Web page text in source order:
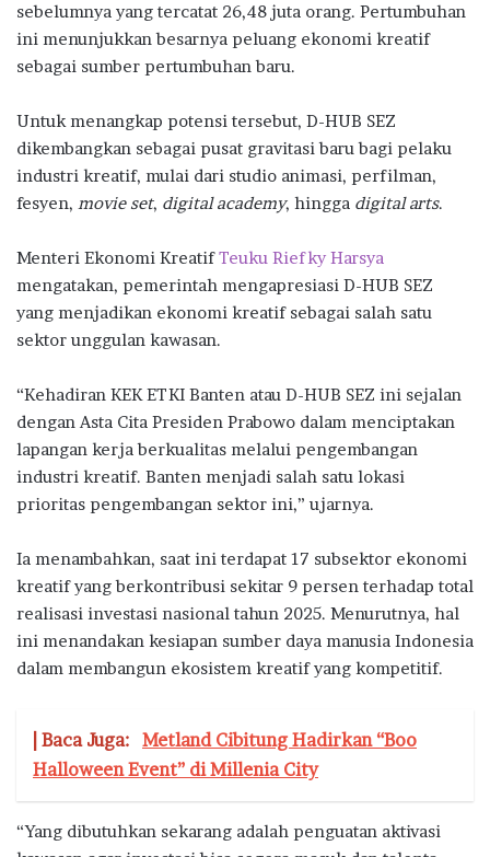
sebelumnya yang tercatat 26,48 juta orang. Pertumbuhan
ini menunjukkan besarnya peluang ekonomi kreatif
sebagai sumber pertumbuhan baru.
Untuk menangkap potensi tersebut, D-HUB SEZ
dikembangkan sebagai pusat gravitasi baru bagi pelaku
industri kreatif, mulai dari studio animasi, perfilman,
fesyen, movie set, digital academy, hingga digital arts.
Menteri Ekonomi KreatifTeuku Riefky Harsya
mengatakan, pemerintah mengapresiasi D-HUB SEZ
yang menjadikan ekonomi kreatif sebagai salah satu
sektor unggulan kawasan.
“Kehadiran KEK ETKI Banten atau D-HUB SEZ ini sejalan
dengan Asta Cita Presiden Prabowo dalam menciptakan
lapangan kerja berkualitas melalui pengembangan
industri kreatif. Banten menjadi salah satu lokasi
prioritas pengembangan sektor ini,” ujarnya.
Ia menambahkan, saat ini terdapat 17 subsektor ekonomi
kreatif yang berkontribusi sekitar 9 persen terhadap total
realisasi investasi nasional tahun 2025. Menurutnya, hal
ini menandakan kesiapan sumber daya manusia Indonesia
dalam membangun ekosistem kreatif yang kompetitif.
| Baca Juga: Metland Cibitung Hadirkan “Boo
Halloween Event” di Millenia City
“Yang dibutuhkan sekarang adalah penguatan aktivasi